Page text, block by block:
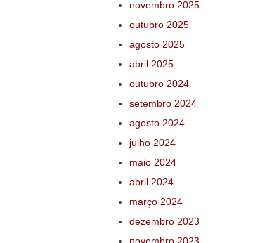
novembro 2025
outubro 2025
agosto 2025
abril 2025
outubro 2024
setembro 2024
agosto 2024
julho 2024
maio 2024
abril 2024
março 2024
dezembro 2023